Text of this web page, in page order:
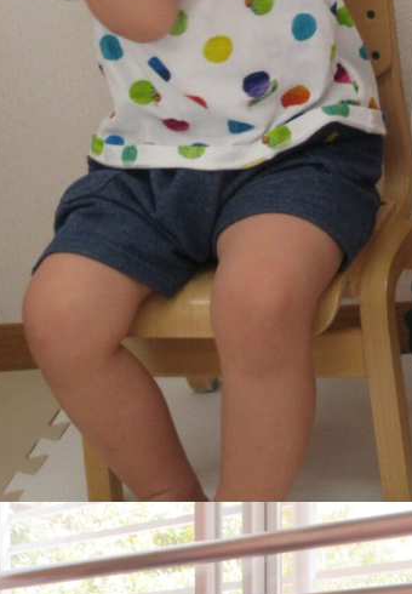
今日の幼稚園
教育と保育
美⽊多幼稚園の理想